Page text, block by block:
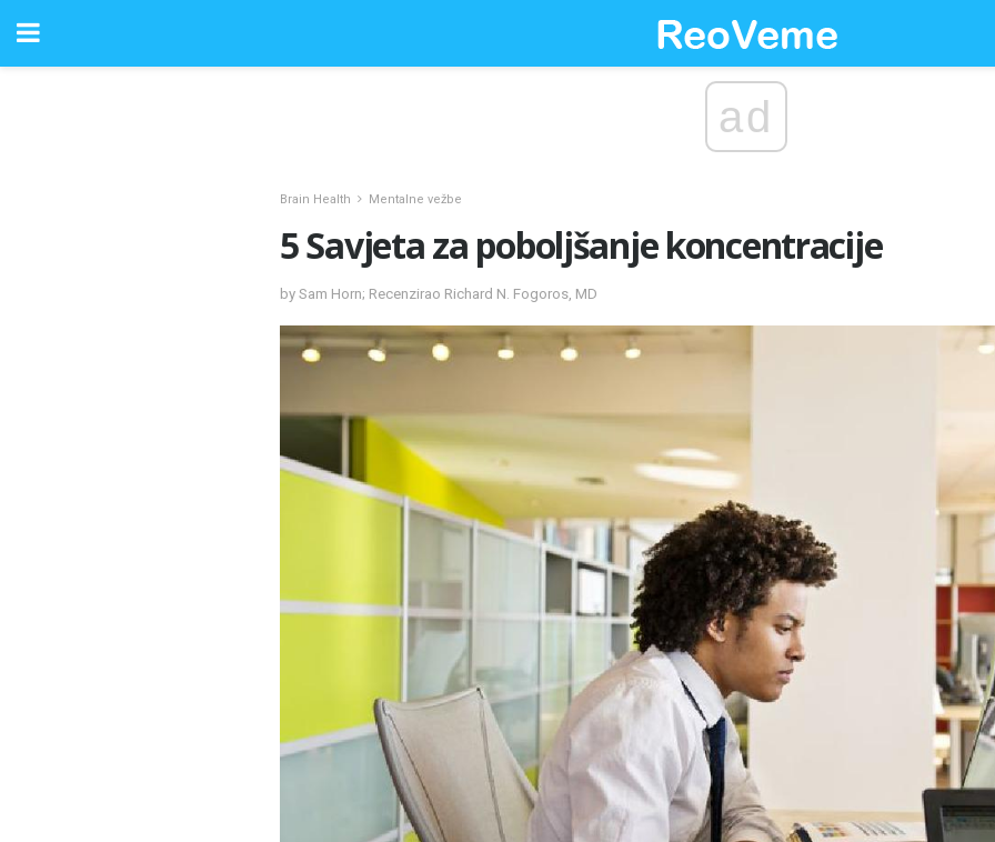
ad
Brain Health Mentalne vežbe
5 Savjeta za poboljšanje koncentracije
by Sam Horn; Recenzirao Richard N. Fogoros, MD